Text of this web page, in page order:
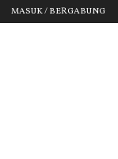
MASUK / BERGABUNG